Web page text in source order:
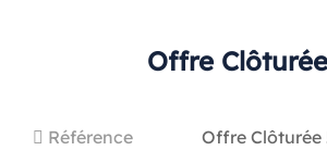
Offre
Référence Offre Clôturée